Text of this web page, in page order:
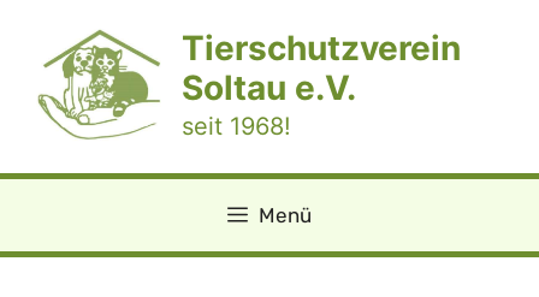
springen
Tierschutzverein
Soltau e.V.
seit 1968!
Menü